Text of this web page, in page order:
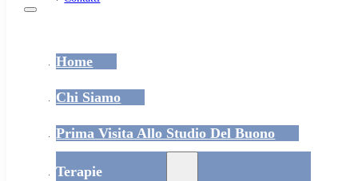
Home
Chi Siamo
Prima Visita Allo Studio Del Buono
Terapie